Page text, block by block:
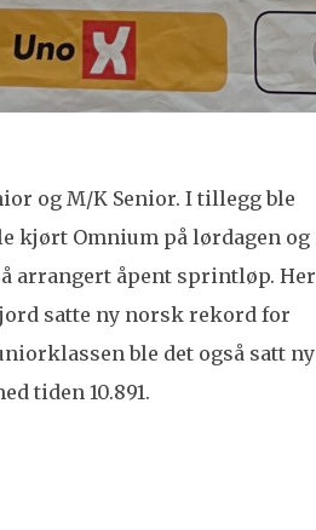
og M/K Senior. I tillegg ble
kjørt Omnium på lørdagen og
arrangert åpent sprintløp. Her
satte ny norsk rekord for
ble det også satt ny
tiden 10.891.